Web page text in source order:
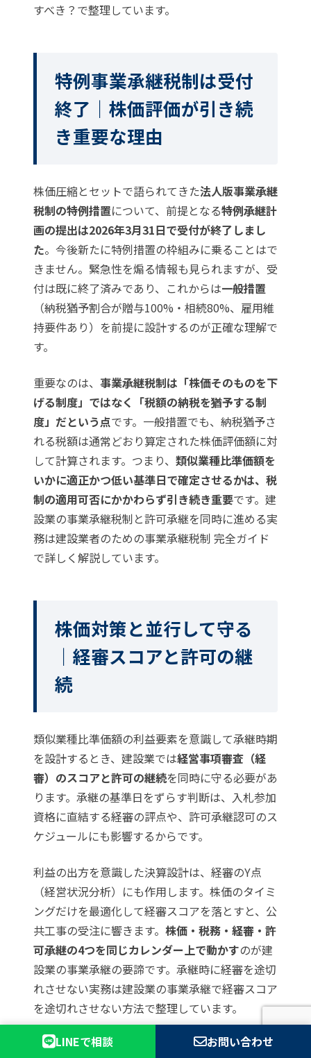
すべき？ で整理しています。
特例事業承継税制は受付
終了｜株価評価が引き続
き重要な理由
株価圧縮とセットで語られてきた法人版事業承継
税制の特例措置について、前提となる特例承継計
画の提出は2026年3月31日で受付が終了しまし
た。今後新たに特例措置の枠組みに乗ることはで
きません。緊急性を煽る情報も見られますが、受
付は既に終了済みであり、これからは一般措置
（納税猶予割合が贈与100%・相続80%、雇用維
持要件あり）を前提に設計するのが正確な理解で
す。
重要なのは、 事業承継税制は「株価そのものを下
げる制度」ではなく「税額の納税を猶予する制
度」だという点です。一般措置でも、納税猶予さ
れる税額は通常どおり算定された株価評価額に対
して計算されます。つまり、 類似業種比準価額を
いかに適正かつ低い基準日で確定させるかは、税
制の適用可否にかかわらず引き続き重要です。建
設業の事業承継税制と許可承継を同時に進める実
務は建設業者のための事業承継税制 完全ガイド
で詳しく解説しています。
株価対策と並行して守る
｜経審スコアと許可の継
続
類似業種比準価額の利益要素を意識して承継時期
を設計するとき、建設業では経営事項審査（経
審）のスコアと許可の継続を同時に守る必要があ
ります。承継の基準日をずらす判断は、入札参加
資格に直結する経審の評点や、許可承継認可のス
ケジュールにも影響するからです。
利益の出方を意識した決算設計は、経審のY点
（経営状況分析）にも作用します。株価のタイミ
ングだけを最適化して経審スコアを落とすと、公
共工事の受注に響きます。 株価・税務・経審・許
可承継の4つを同じカレンダー上で動かすのが建
設業の事業承継の要諦です。承継時に経審を途切
れさせない実務は建設業の事業承継で経審スコア
を途切れさせない方法で整理しています。
LINEで相談
お問い合わせ